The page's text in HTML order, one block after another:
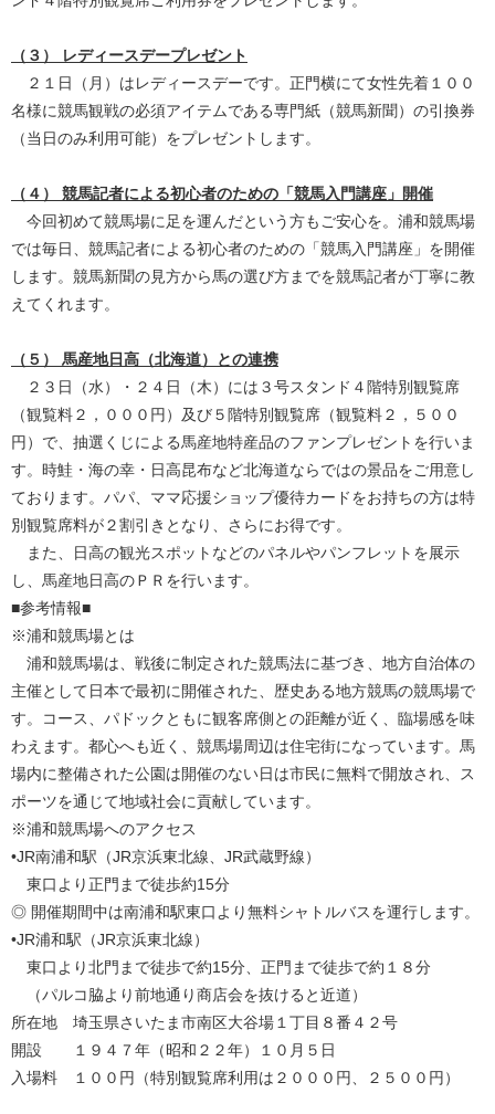
（３） レディースデープレゼント
２１日（月）はレディースデーです。正門横にて女性先着１００
名様に競馬観戦の必須アイテムである専門紙（競馬新聞）の引換券
（当日のみ利用可能）をプレゼントします。
（４） 競馬記者による初心者のための「競馬入門講座」開催
今回初めて競馬場に足を運んだという方もご安心を。浦和競馬場
では毎日、競馬記者による初心者のための「競馬入門講座」を開催
します。競馬新聞の見方から馬の選び方までを競馬記者が丁寧に教
えてくれます。
（５） 馬産地日高（北海道）との連携
２３日（水）・２４日（木）には３号スタンド４階特別観覧席
（観覧料２，０００円）及び５階特別観覧席（観覧料２，５００
円）で、抽選くじによる馬産地特産品のファンプレゼントを行いま
す。時鮭・海の幸・日高昆布など北海道ならではの景品をご用意し
ております。パパ、ママ応援ショップ優待カードをお持ちの方は特
別観覧席料が２割引きとなり、さらにお得です。
また、日高の観光スポットなどのパネルやパンフレットを展示
し、馬産地日高のＰＲを行います。
■参考情報■
※浦和競馬場とは
浦和競馬場は、戦後に制定された競馬法に基づき、地方自治体の
主催として日本で最初に開催された、歴史ある地方競馬の競馬場で
す。コース、パドックともに観客席側との距離が近く、臨場感を味
わえます。都心へも近く、競馬場周辺は住宅街になっています。馬
場内に整備された公園は開催のない日は市民に無料で開放され、ス
ポーツを通じて地域社会に貢献しています。
※浦和競馬場へのアクセス
•JR南浦和駅（JR京浜東北線、JR武蔵野線）
東口より正門まで徒歩約15分
◎ 開催期間中は南浦和駅東口より無料シャトルバスを運行します。
•JR浦和駅（JR京浜東北線）
東口より北門まで徒歩で約15分、正門まで徒歩で約１８分
（パルコ脇より前地通り商店会を抜けると近道）
所在地 埼玉県さいたま市南区大谷場１丁目８番４２号
開設 １９４７年（昭和２２年）１０月５日
入場料 １００円（特別観覧席利用は２０００円、２５００円）